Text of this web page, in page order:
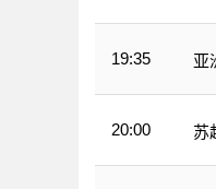
19:35 亚
20:00 苏